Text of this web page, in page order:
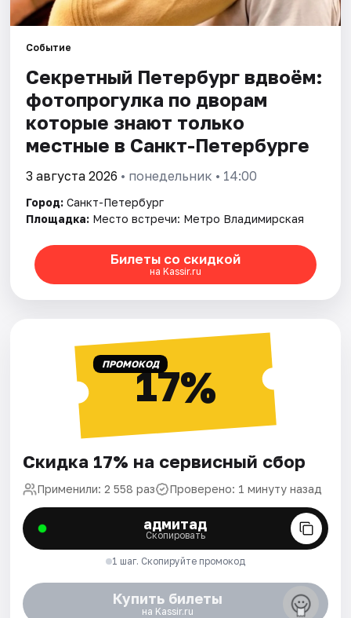
События
Города
Площадки
Артисты
Рейтинги
Событие
Секретный Петербург вдвоём:
фотопрогулка по дворам
которые знают только
местные в Санкт-Петербурге
3 августа 2026 • понедельник • 14:00
Город: Санкт-Петербург
Площадка: Место встречи: Метро Владимирская
Билеты со скидкой
на Kassir.ru
ПРОМОКОД17%
Скидка 17% на сервисный сбор
Применили: 2 558 раз Проверено: 1 минуту назад
адмитад
Скопировать
1 шаг. Скопируйте промокод
Купить билеты
на Kassir.ru